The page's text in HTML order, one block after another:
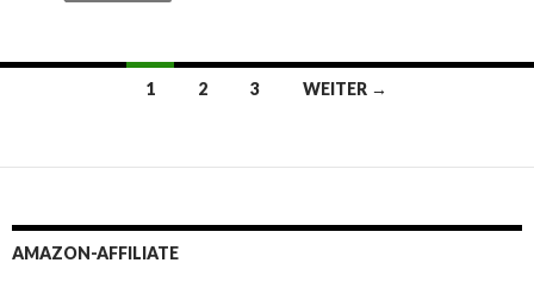
1 2 3 WEITER →
AMAZON-AFFILIATE